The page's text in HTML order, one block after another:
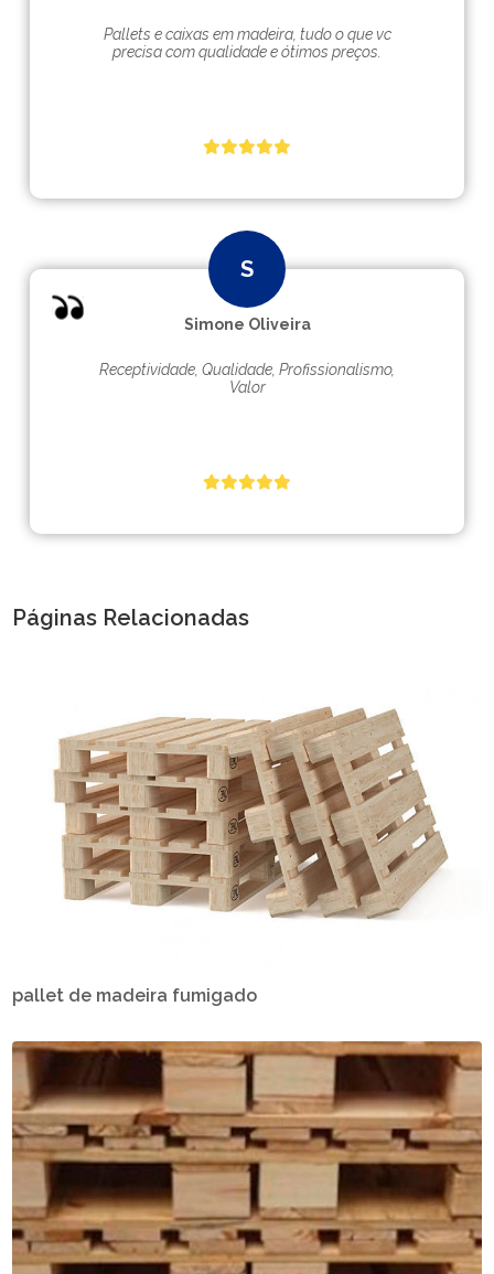
Pallets e caixas em madeira, tudo o que vc
precisa com qualidade e ótimos preços.
Simone Oliveira
Receptividade, Qualidade, Profissionalismo,
Valor
Páginas Relacionadas
pallet de madeira fumigado